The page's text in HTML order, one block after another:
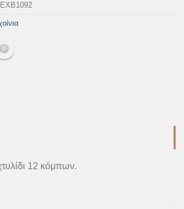
EXB1092
12 κόμπων.